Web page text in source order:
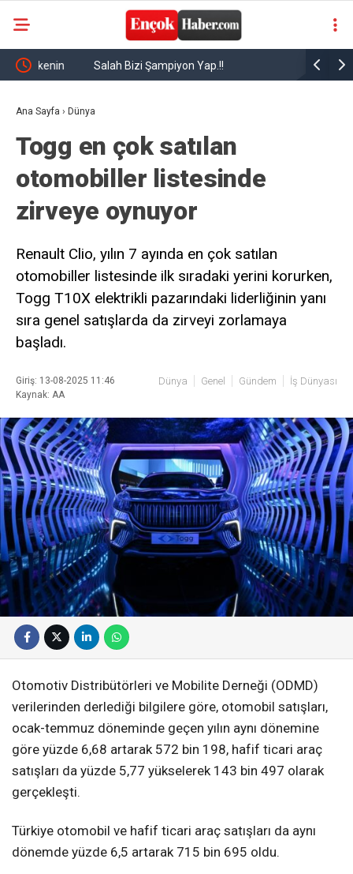
Salah Bizi Şampiyon Yap.!! Mısırlı
Ana Sayfa › Dünya
Togg en çok satılan
otomobiller listesinde
zirveye oynuyor
Renault Clio, yılın 7 ayında en çok satılan
otomobiller listesinde ilk sıradaki yerini korurken,
Togg T10X elektrikli pazarındaki liderliğinin yanı
sıra genel satışlarda da zirveyi zorlamaya
başladı.
Giriş: 13-08-2025 11:46
Kaynak: AA
Dünya Genel Gündem İş Dünyası
Otomotiv Distribütörleri ve Mobilite Derneği (ODMD)
verilerinden derlediği bilgilere göre, otomobil satışları,
ocak-temmuz döneminde geçen yılın aynı dönemine
göre yüzde 6,68 artarak 572 bin 198, hafif ticari araç
satışları da yüzde 5,77 yükselerek 143 bin 497 olarak
gerçekleşti.
Türkiye otomobil ve hafif ticari araç satışları da aynı
dönemde yüzde 6,5 artarak 715 bin 695 oldu.